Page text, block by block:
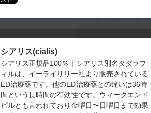
シアリス(cialis)
シアリス正規品100％｜シアリス別名タダラフ
ィルは、イーライリリー社より販売されている
ED治療薬です。他のED治療薬との違いは36時
間という長時間の有効性です。ウィークエンド
ピルとも言われており金曜日〜日曜日まで効果